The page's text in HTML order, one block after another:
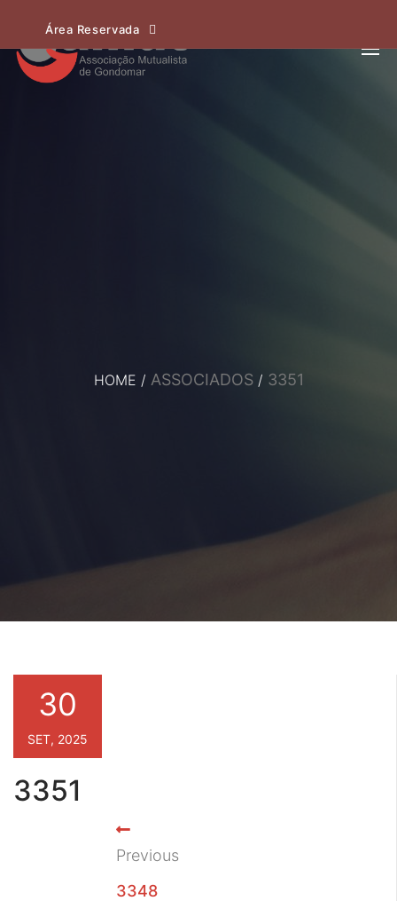
Área Reservada
HOME / ASSOCIADOS / 3351
3351
30
SET, 2025
Previous
3348